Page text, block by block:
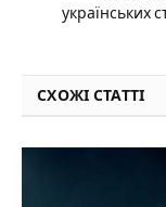
українських
СХОЖІ СТАТТІ